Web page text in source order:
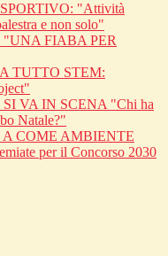
"Attività
e non solo"
"UNA FIABA PER
TUTTO STEM:
VA IN SCENA "Chi ha
Natale?"
A COME AMBIENTE
per il Concorso 2030